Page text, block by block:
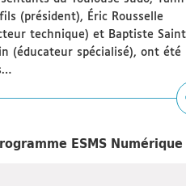
(président), Éric Rousselle
technique) et Baptiste
(éducateur spécialisé), ont été
ESMS Numérique